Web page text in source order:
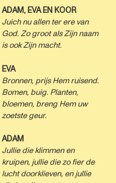
ADAM, EVA EN KOOR
Juich nu allen ter ere van
God.Zo groot als Zijn naam
is ook Zijn macht.
EVA
Bronnen, prijs Hem ruisend.
Bomen, buig. Planten,
bloemen, breng Hem uw
zoetste geur.
ADAM
Jullie die klimmen en
kruipen,jullie die zo fier de
lucht doorklieven, en jullie